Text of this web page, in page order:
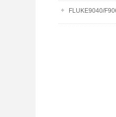
FLUKE9040/